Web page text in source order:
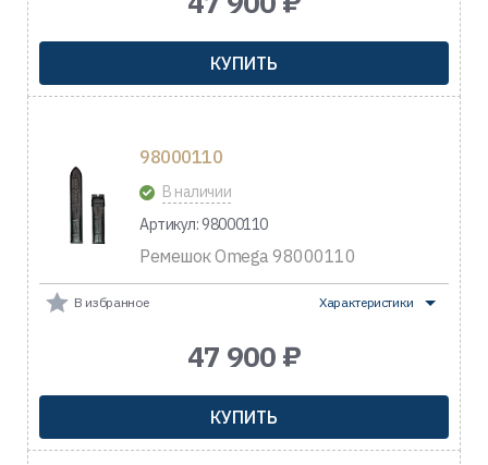
КУПИТЬ
98000110
В наличии
Артикул: 98000110
Ремешок Omega 98000110
В избранное Характеристики
47 900 ₽
КУПИТЬ